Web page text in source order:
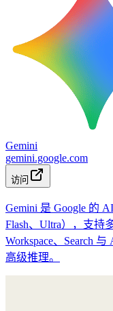
Gemini
gemini.google.com
访问
Gemini 是 Google 的
Flash、Ultra），支持
Workspace、Search
高级推理。